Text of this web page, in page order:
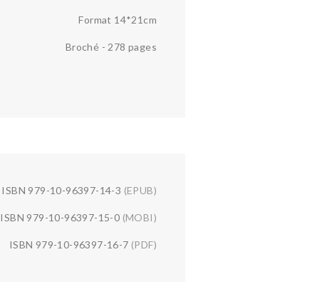
Format 14*21cm
Broché - 278 pages
ISBN 979-10-96397-14-3 (EPUB)
ISBN 979-10-96397-15-0 (MOBI)
ISBN 979-10-96397-16-7 (PDF)